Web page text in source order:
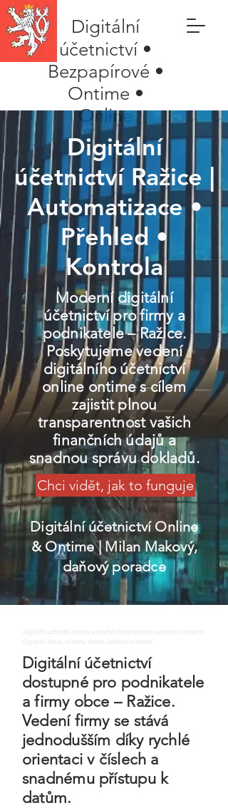
Digitální
účetnictví •
Bezpapírové •
Ontime •
Online
Digitální
účetnictví Ražice |
Automatizace •
Přehled •
Kontrola
Moderní digitální
účetnictví pro firmy a
podnikatele – Ražice.
Poskytujeme vedení
digitálního účetnictví
online ontime s cílem
zajistit plnou
transparentnost vašich
finančních údajů a
snadnou správu dokladů.
Chci vidět, jak to funguje
Digitální účetnictví Online
& Ontime| Milan Makový,
daňový poradce
digitalni uctnictvi, online uctnictvi, bezpapirove uctnictvi, moderni
digitalni firma, uctarna online, ontime uctovani
Digitální účetnictví
dostupné pro podnikatele
a firmy obce – Ražice.
Vedení firmy se stává
jednodušším díky rychlé
orientaci v číslech a
snadnému přístupu k
datům.